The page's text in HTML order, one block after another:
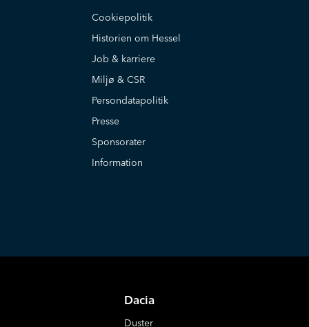
Cookiepolitik
Historien om Hessel
Job & karriere
Miljø & CSR
Persondatapolitik
Presse
Sponsorater
Information
Dacia
Duster